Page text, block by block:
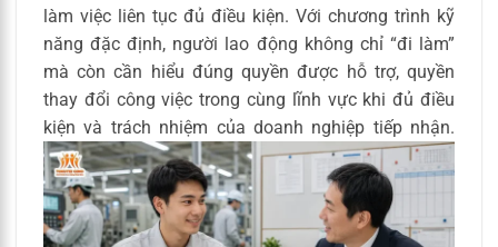
làm việc liên tục đủ điều kiện. Với chương trình kỹ
năng đặc định, người lao động không chỉ “đi làm”
mà còn cần hiểu đúng quyền được hỗ trợ, quyền
thay đổi công việc trong cùng lĩnh vực khi đủ điều
kiện và trách nhiệm của doanh nghiệp tiếp nhận.